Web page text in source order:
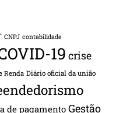
CNPJ contabilidade
19 crise
Renda Diário oficial da união
de pagamentoGestão